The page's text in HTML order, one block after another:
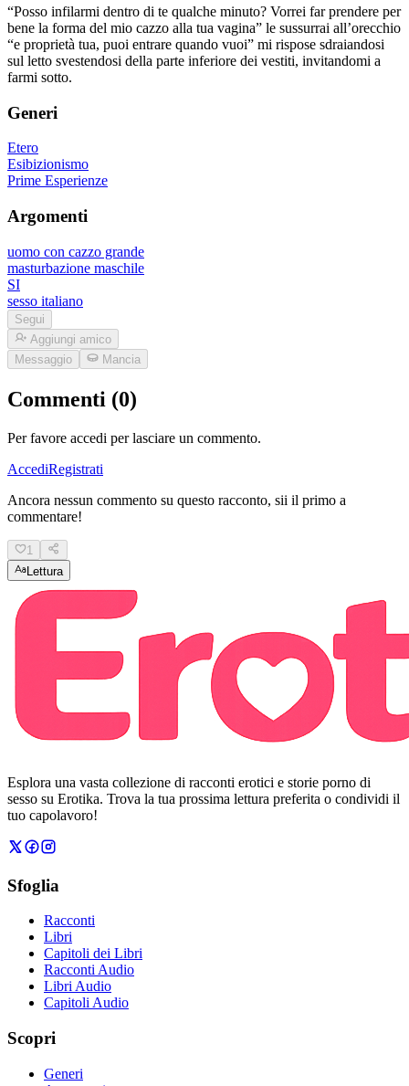
“Posso infilarmi dentro di te qualche minuto? Vorrei far prendere per
bene la forma del mio cazzo alla tua vagina” le sussurrai all’orecchio
“e proprietà tua, puoi entrare quando vuoi” mi rispose sdraiandosi
sul letto svestendosi della parte inferiore dei vestiti, invitandomi a
farmi sotto.
Generi
Etero
Esibizionismo
Prime Esperienze
Argomenti
uomo con cazzo grande
masturbazione maschile
SI
sesso italiano
Segui
Aggiungi amico
Messaggio
Mancia
Commenti (0)
Per favore accedi per lasciare un commento.
AccediRegistrati
Ancora nessun commento su questo racconto, sii il primo a
commentare!
1
Lettura
Esplora una vasta collezione di racconti erotici e storie porno di
sesso su Erotika. Trova la tua prossima lettura preferita o condividi il
tuo capolavoro!
Sfoglia
Racconti
Libri
Capitoli dei Libri
Racconti Audio
Libri Audio
Capitoli Audio
Scopri
Generi